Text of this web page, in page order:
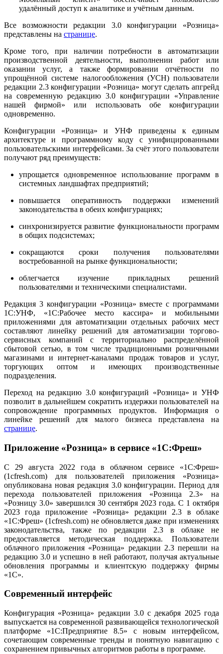
удалённый доступ к аналитике и учётным данным.
Все возможности редакции 3.0 конфигурации «Розница»
представлены на странице.
Кроме того, при наличии потребности в автоматизации
производственной деятельности, выполнении работ или
оказании услуг, а также формировании отчётности по
упрощённой системе налогообложения (УСН) пользователи
редакции 2.3 конфигурации «Розница» могут сделать апгрейд
на современную редакцию 3.0 конфигурации «Управление
нашей фирмой» или использовать обе конфигурации
одновременно.
Конфигурации «Розница» и УНФ приведены к единым
архитектуре и программному коду с унифицированными
пользовательскими интерфейсами. За счёт этого пользователи
получают ряд преимуществ:
упрощается одновременное использование программ в
системных ландшафтах предприятий;
повышается оперативность поддержки изменений
законодательства в обеих конфигурациях;
синхронизируется развитие функциональности программ
в общих подсистемах;
сокращаются сроки получения пользователями
востребованной на рынке функциональности;
облегчается изучение прикладных решений
пользователями и техническими специалистами.
Редакция 3 конфигурации «Розница» вместе с программами
1С:УНФ, «1С:Рабочее место кассира» и мобильными
приложениями для автоматизации отдельных рабочих мест
составляют линейку решений для автоматизации торгово-
сервисных компаний с территориально распределённой
сбытовой сетью, в том числе традиционными розничными
магазинами и интернет-каналами продаж товаров и услуг,
торгующих оптом и имеющих производственные
подразделения.
Переход на редакцию 3.0 конфигураций «Розница» и УНФ
позволит в дальнейшем сократить издержки пользователей на
сопровождение программных продуктов. Информация о
линейке решений для малого бизнеса представлена на
странице.
Приложение «Розница» в сервисе «1С:Фреш»
С 29 августа 2022 года в облачном сервисе «1С:Фреш»
(1cfresh.com) для пользователей приложения «Розница»
опубликована новая редакция 3.0 конфигурации. Период для
перехода пользователей приложения «Розница 2.3» на
«Розницу 3.0» завершился 30 сентября 2023 года. С 1 октября
2023 года приложение «Розница» редакции 2.3 в облаке
«1С:Фреш» (1cfresh.com) не обновляется даже при изменениях
законодательства, также по редакции 2.3 в облаке не
предоставляется методическая поддержка. Пользователи
облачного приложения «Розница» редакции 2.3 перешли на
редакцию 3.0 и успешно в ней работают, получая актуальные
обновления программы и клиентскую поддержку фирмы
«1С».
Современный интерфейс
Конфигурация «Розница» редакции 3.0 с декабря 2025 года
выпускается на современной развивающейся технологической
платформе «1С:Предприятие 8.5» с новым интерфейсом,
сочетающим современные тренды и понятную навигацию с
сохранением привычных алгоритмов работы в программе.